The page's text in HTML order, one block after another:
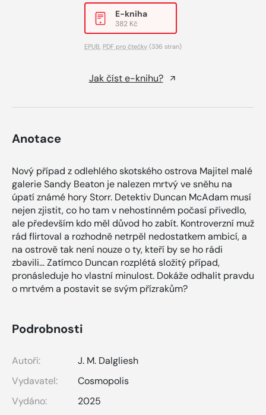
E-kniha
382 Kč
EPUB, PDF pro čtečky (336 stran)
Jak číst e-knihu?
Anotace
Nový případ z odlehlého skotského ostrova Majitel malé
galerie Sandy Beaton je nalezen mrtvý ve sněhu na
úpatí známé hory Storr. Detektiv Duncan McAdam musí
nejen zjistit, co ho tam v nehostinném počasí přivedlo,
ale především kdo měl důvod ho zabít. Kontroverzní muž
rád flirtoval a rozhodně netrpěl nedostatkem ambicí, a
na ostrově tak není nouze o ty, kteří by se ho rádi
zbavili… Zatímco Duncan rozplétá složitý případ,
pronásleduje ho vlastní minulost. Dokáže odhalit pravdu
o mrtvém a postavit se svým přízrakům?
Podrobnosti
Autoři:
J. M. Dalgliesh
Vydavatel:
Cosmopolis
Vydáno:
2025